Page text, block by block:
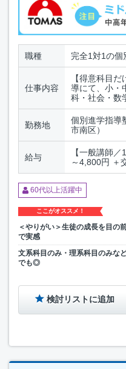
職種 完全1対1の個
仕事内容
【得意科目
導にて、小・
科・社会・数
勤務地
個別進学指導
市南区）
給与
【一般講師
～4,800円 ＋
60代以上活躍中
ここがオススメ！
＜やりがい＞生徒の成長を目の
で実感
文系科目のみ・理系科目のみな
でも◎
検討リストに追加